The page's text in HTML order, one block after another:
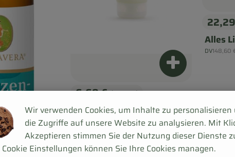
6,69 €/ 200ml
Körperlotion Klettensamen
Scha
, Herkunft:
Deutschland , Referenzpreis:
33,45 €/ l
Produkt zum
, Preis:
Alles
, Herkunft:
DV,148,60
Wir verwenden Cookies, um Inhalte zu personalisieren
die Zugriffe auf unsere Website zu analysieren. Mit
Akzeptieren stimmen Sie der Nutzung dieser Dienste
Einstellungen können Sie Ihre Cookies managen.